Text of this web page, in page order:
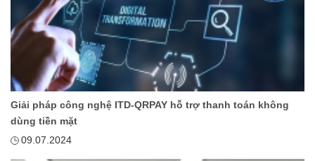
Giải pháp công nghệ ITD-QRPAY hỗ trợ thanh toán không
dùng tiền mặt
09.07.2024